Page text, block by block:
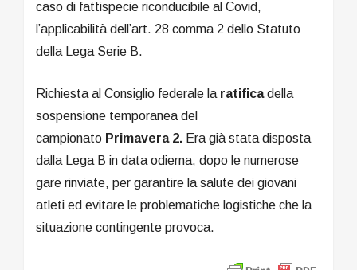
caso di fattispecie riconducibile al Covid,
l’applicabilità dell’art. 28 comma 2 dello Statuto
della Lega Serie B.
Richiesta al Consiglio federale la ratificadella
sospensione temporanea del
campionato Primavera 2. Era già stata disposta
dalla Lega B in data odierna, dopo le numerose
gare rinviate, per garantire la salute dei giovani
atleti ed evitare le problematiche logistiche che la
situazione contingente provoca.